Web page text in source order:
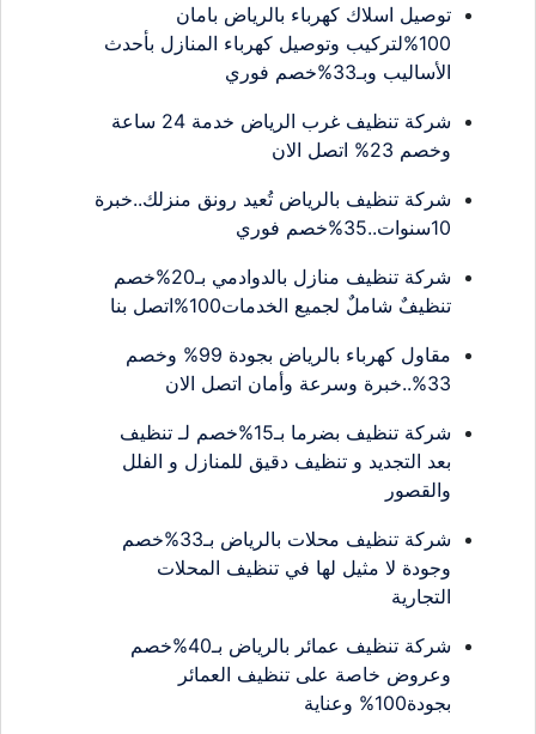
توصيل اسلاك كهرباء بالرياض بامان
100%لتركيب وتوصيل كهرباء المنازل بأحدث
الأساليب وبـ33%خصم فوري
شركة تنظيف غرب الرياض خدمة 24 ساعة
وخصم 23% اتصل الان
شركة تنظيف بالرياض تُعيد رونق منزلك..خبرة
10سنوات..35%خصم فوري
شركة تنظيف منازل بالدوادمي بـ20%خصم
تنظيفٌ شاملٌ لجميع الخدمات100%اتصل بنا
مقاول كهرباء بالرياض بجودة 99% وخصم
33%..خبرة وسرعة وأمان اتصل الان
شركة تنظيف بضرما بـ15%خصم لـ تنظيف
بعد التجديد و تنظيف دقيق للمنازل و الفلل
والقصور
شركة تنظيف محلات بالرياض بـ33%خصم
وجودة لا مثيل لها في تنظيف المحلات
التجارية
شركة تنظيف عمائر بالرياض بـ40%خصم
وعروض خاصة على تنظيف العمائر
بجودة100% وعناية